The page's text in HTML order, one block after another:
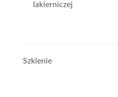
lakierniczej
Szklenie